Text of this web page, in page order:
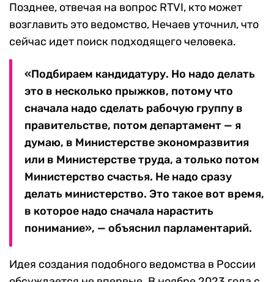
Позднее, отвечая на вопрос RTVI, кто может
возглавить это ведомство, Нечаев уточнил, что
сейчас идет поиск подходящего человека.
«Подбираем кандидатуру. Но надо делать
это в несколько прыжков, потому что
сначала надо сделать рабочую группу в
правительстве, потом департамент — я
думаю, в Министерстве экономразвития
или в Министерстве труда, а только потом
Министерство счастья. Не надо сразу
делать министерство. Это такое вот время,
в которое надо сначала нарастить
понимание», — объяснил парламентарий.
Идея создания подобного ведомства в России